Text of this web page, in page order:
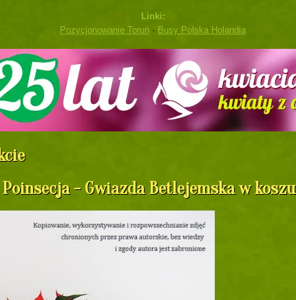
Linki:
Pozycjonowanie Toruń · Busy Polska Holandia
- Gwiazda Betlejemska w koszu